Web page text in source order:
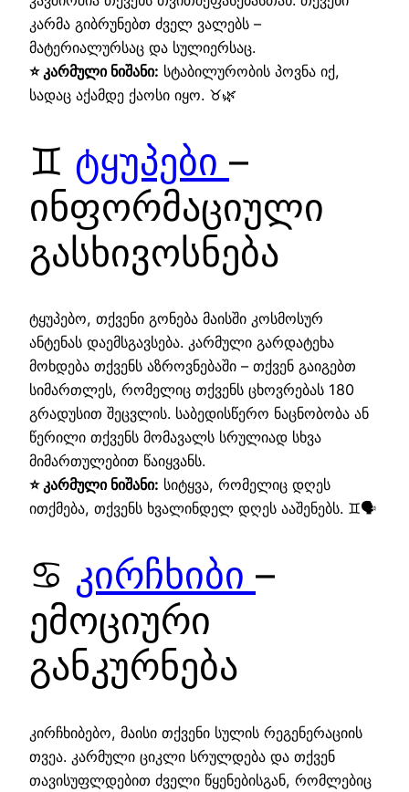
კარმა გიბრუნებთ ძველ ვალებს –
მატერიალურსაც და სულიერსაც.
⭐ კარმული ნიშანი: სტაბილურობის პოვნა იქ,
სადაც აქამდე ქაოსი იყო. ♉🌿
♊ ტყუპები –
ინფორმაციული
გასხივოსნება
ტყუპებო, თქვენი გონება მაისში კოსმოსურ
ანტენას დაემსგავსება. კარმული გარდატეხა
მოხდება თქვენს აზროვნებაში – თქვენ გაიგებთ
სიმართლეს, რომელიც თქვენს ცხოვრებას 180
გრადუსით შეცვლის. საბედისწერო ნაცნობობა ან
წერილი თქვენს მომავალს სრულიად სხვა
მიმართულებით წაიყვანს.
⭐ კარმული ნიშანი: სიტყვა, რომელიც დღეს
ითქმება, თქვენს ხვალინდელ დღეს ააშენებს. ♊🗣️
♋ კირჩხიბი –
ემოციური
განკურნება
კირჩხიბებო, მაისი თქვენი სულის რეგენერაციის
თვეა. კარმული ციკლი სრულდება და თქვენ
თავისუფლდებით ძველი წყენებისგან, რომლებიც